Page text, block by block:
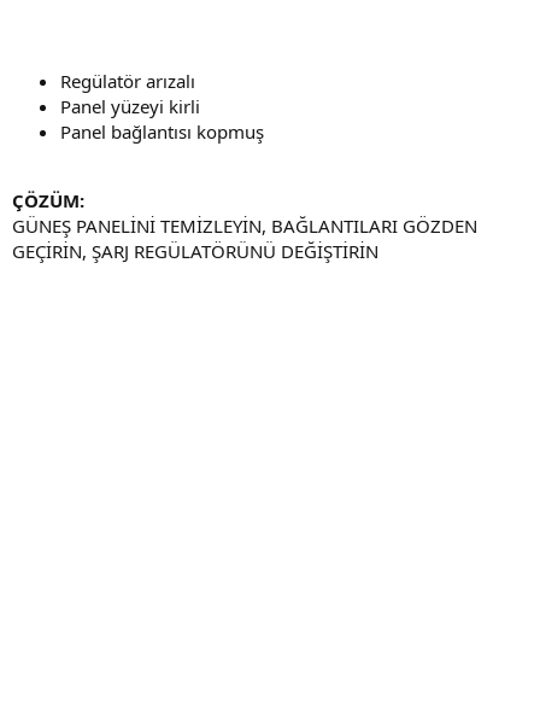
Regülatör arızalı
Panel yüzeyi kirli
Panel bağlantısı kopmuş
ÇÖZÜM:
GÜNEŞ PANELİNİ TEMİZLEYİN, BAĞLANTILARI GÖZDEN
GEÇİRİN, ŞARJ REGÜLATÖRÜNÜ DEĞİŞTİRİN